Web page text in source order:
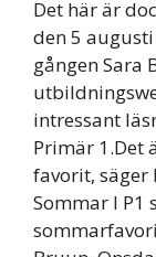
Det här är
den 5
gången Sara
intressant
Primär 1.Det
favorit, säger
Sommar I P1